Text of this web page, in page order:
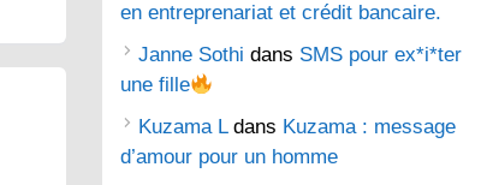
en entreprenariat et crédit bancaire.
Janne Sothi dans SMS pour ex*i*ter
une fille
Kuzama Ldans Kuzama : message
d’amour pour un homme